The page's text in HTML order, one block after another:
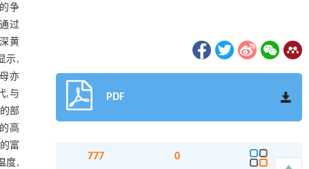
争
过
黄
示,
亦
,与
部
高
富
度,
PDF
777 0